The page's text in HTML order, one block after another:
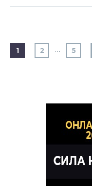
1 2 … 5